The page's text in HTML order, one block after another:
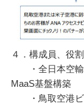
４．構成員、役割
・全日本空輸
MaaS基盤構築
・鳥取空港ビ